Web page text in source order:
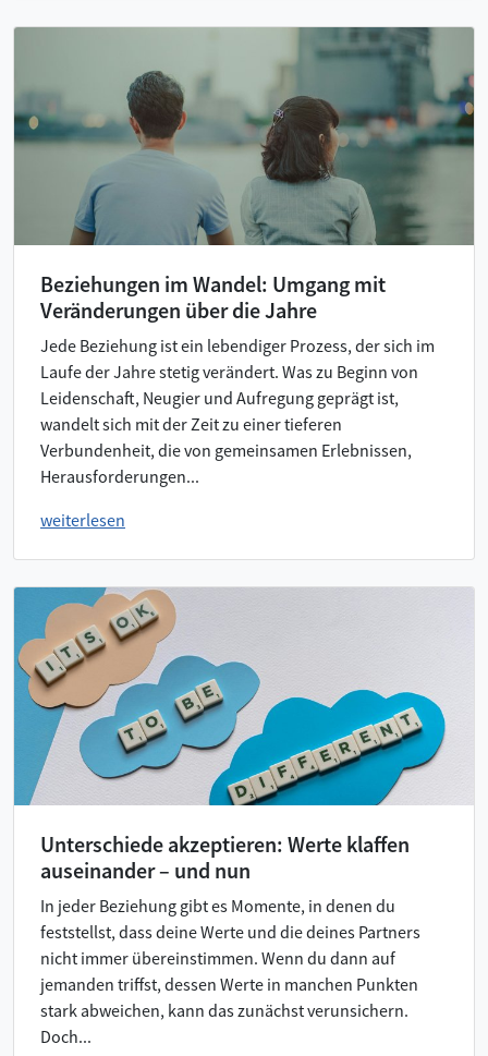
Beziehungen im Wandel: Umgang mit
Veränderungen über die Jahre
Jede Beziehung ist ein lebendiger Prozess, der sich im
Laufe der Jahre stetig verändert. Was zu Beginn von
Leidenschaft, Neugier und Aufregung geprägt ist,
wandelt sich mit der Zeit zu einer tieferen
Verbundenheit, die von gemeinsamen Erlebnissen,
Herausforderungen...
weiterlesen
Unterschiede akzeptieren: Werte klaffen
auseinander – und nun
In jeder Beziehung gibt es Momente, in denen du
feststellst, dass deine Werte und die deines Partners
nicht immer übereinstimmen. Wenn du dann auf
jemanden triffst, dessen Werte in manchen Punkten
stark abweichen, kann das zunächst verunsichern.
Doch...